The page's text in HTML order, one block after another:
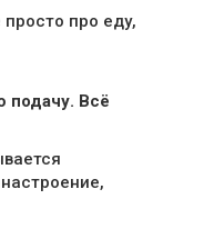
просто про еду,
подачу. Всё